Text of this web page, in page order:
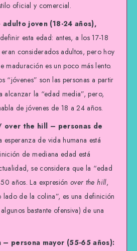
oficial y comercial.
joven (18-24 años),
esta edad: antes, a los 17-18
considerados adultos, pero hoy
maduración es un poco más lento.
“jóvenes” son las personas a partir
alcanzar la “edad media”, pero,
de jóvenes de 18 a 24 años.
over the hill – personas de
esperanza de vida humana está
de mediana edad está
se considera que la “edad
años. La expresiónover the hill,
lado de la colina”, es una definición
bastante ofensiva) de una
persona mayor (55-65 años):